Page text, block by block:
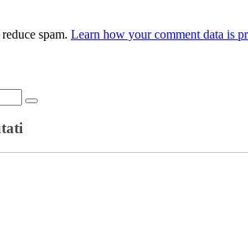
spam. Learn how your comment data is